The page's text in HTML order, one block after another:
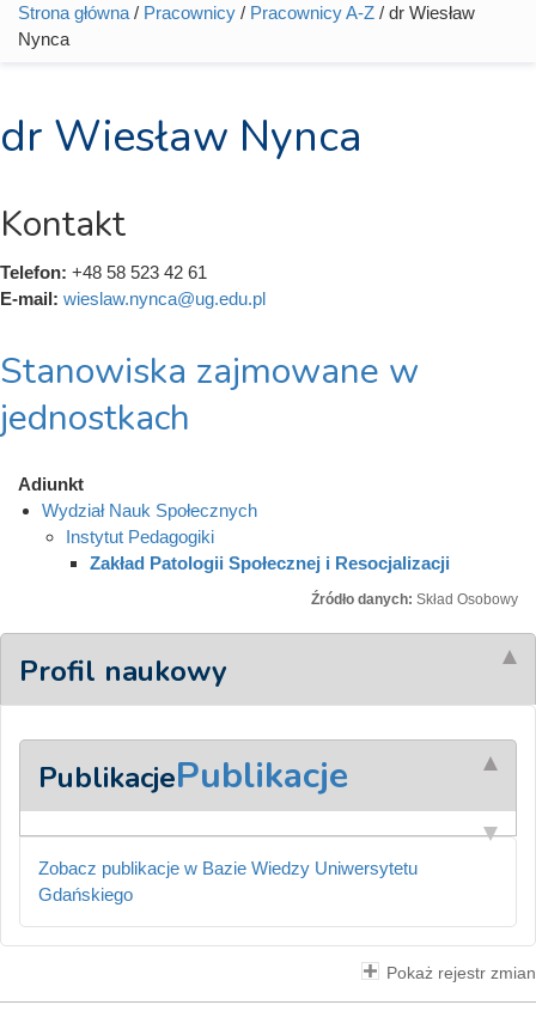
Jesteś tutaj
Strona główna / Pracownicy / Pracownicy A-Z / dr Wiesław
Nynca
dr Wiesław Nynca
Kontakt
Telefon: +48 58 523 42 61
E-mail: wieslaw.nynca@ug.edu.pl
Stanowiska zajmowane w
jednostkach
Adiunkt
Wydział Nauk Społecznych
Instytut Pedagogiki
Zakład Patologii Społecznej i Resocjalizacji
Źródło danych: Skład Osobowy
Profil naukowy
PublikacjePublikacje
Zobacz publikacje w Bazie Wiedzy Uniwersytetu
Gdańskiego
Pokaż rejestr zmian